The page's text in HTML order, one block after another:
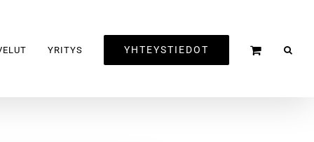
YRITYS YHTEYSTIEDOT